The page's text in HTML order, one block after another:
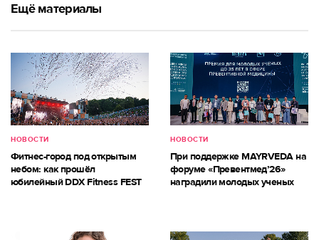
Ещё материалы
НОВОСТИ
Фитнес-город под открытым
небом: как прошёл
юбилейный DDX Fitness FEST
НОВОСТИ
При поддержке MAYRVEDA на
форуме «Превентмед’26»
наградили молодых ученых